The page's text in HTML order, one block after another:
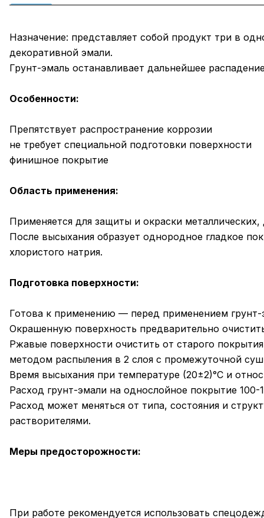
Назначение: представляет собой продукт три в
декоративной эмали.
Грунт-эмаль останавливает дальнейшее
Особенности:
Препятствует распространение коррозии
не требует специальной подготовки поверхности
финишное покрытие
Область применения:
Применяется для защиты и окраски
После высыхания образует однородное гладкое
хлористого натрия.
Подготовка поверхности:
Готова к применению — перед применением
Окрашенную поверхность предварительно
Ржавые поверхности очистить от старого
методом распыления в 2 слоя с промежуточной
Время высыхания при температуре (20±2)°С и
Расход грунт-эмали на однослойное покрытие
Расход может меняться от типа, состояния и
растворителями.
Меры предосторожности:
При работе рекомендуется использовать